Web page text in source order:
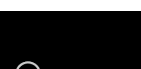
sur le terrain, on retrouvait Eden